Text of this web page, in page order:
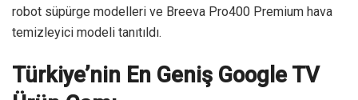
robot süpürge modelleri ve Breeva Pro400 Premium hava
temizleyici modeli tanıtıldı.
Türkiye’nin En Geniş Google TV